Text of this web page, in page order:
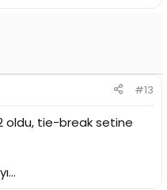
#13
oldu, tie-break setine